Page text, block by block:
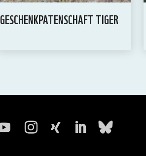
GESCHENKPATENSCHAFT TIGER